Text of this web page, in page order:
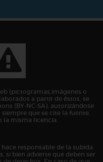
(pictogramas,imágenes o
a partir de éstos, se
(BY-NC-SA), autorizándose
que se cite la fuente,
la misma licencia.
responsable de la subida
si bien advierte que deben ser